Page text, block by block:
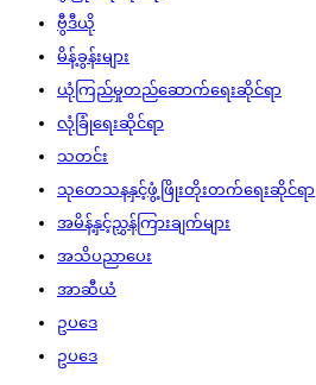
ဗွီဒီယို
မိန့်ခွန်းများ
ယုံကြည်မှုတည်ဆောက်ရေးဆိုင်ရာ
လုံခြုံရေးဆိုင်ရာ
သတင်း
သုတေသနနှင့်ဖွံ့ဖြိုးတိုးတက်ရေးဆိုင်ရာ
အမိန့်နှင့်ညွှန်ကြားချက်များ
အသိပညာပေး
အာဆီယံ
ဥပဒေ
ဥပဒေ